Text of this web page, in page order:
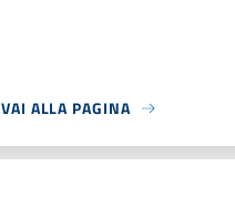
VAI ALLA PAGINA